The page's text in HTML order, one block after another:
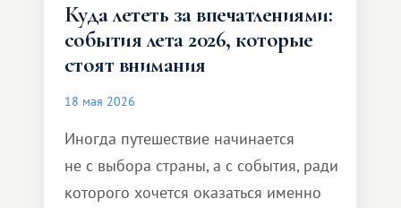
Куда лететь за впечатлениями:
события лета 2026, которые
стоят внимания
18 мая 2026
Иногда путешествие начинается
не с выбора страны, а с события, ради
которого хочется оказаться именно